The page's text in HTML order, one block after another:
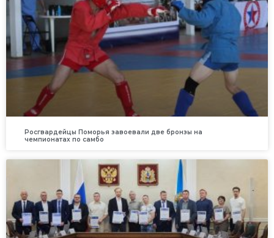
Росгвардейцы Поморья завоевали две бронзы на
чемпионатах по самбо